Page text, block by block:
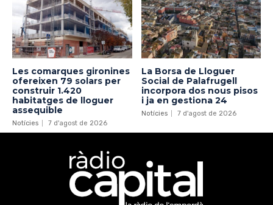
Les comarques gironines
ofereixen 79 solars per
construir 1.420
habitatges de lloguer
assequible
Notícies 7 d'agost de 2026
La Borsa de Lloguer
Social de Palafrugell
incorpora dos nous pisos
i ja en gestiona 24
Notícies 7 d'agost de 2026